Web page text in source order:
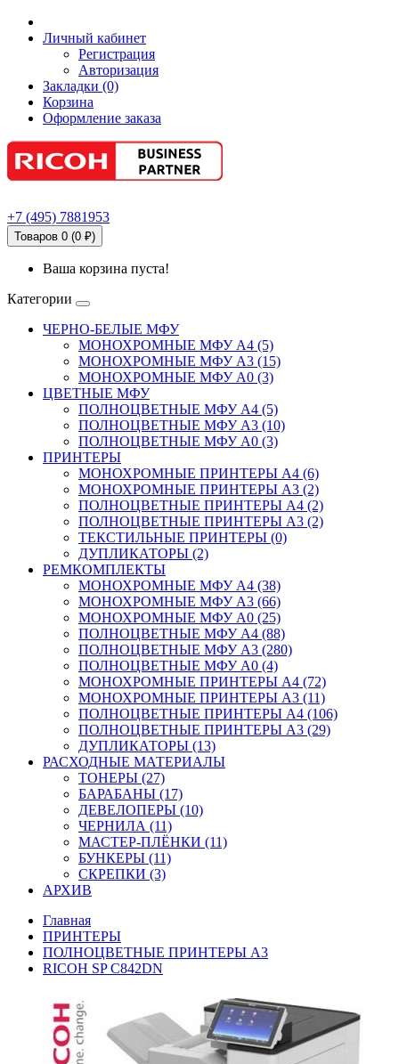
Личный кабинет
Регистрация
Авторизация
Закладки (0)
Корзина
Оформление заказа
+7 (495) 7881953
Товаров 0 (0 ₽)
Ваша корзина пуста!
Категории
ЧЕРНО-БЕЛЫЕ МФУ
МОНОХРОМНЫЕ МФУ А4 (5)
МОНОХРОМНЫЕ МФУ А3 (15)
МОНОХРОМНЫЕ МФУ А0 (3)
ЦВЕТНЫЕ МФУ
ПОЛНОЦВЕТНЫЕ МФУ А4 (5)
ПОЛНОЦВЕТНЫЕ МФУ А3 (10)
ПОЛНОЦВЕТНЫЕ МФУ А0 (3)
ПРИНТЕРЫ
МОНОХРОМНЫЕ ПРИНТЕРЫ А4 (6)
МОНОХРОМНЫЕ ПРИНТЕРЫ А3 (2)
ПОЛНОЦВЕТНЫЕ ПРИНТЕРЫ А4 (2)
ПОЛНОЦВЕТНЫЕ ПРИНТЕРЫ А3 (2)
ТЕКСТИЛЬНЫЕ ПРИНТЕРЫ (0)
ДУПЛИКАТОРЫ (2)
РЕМКОМПЛЕКТЫ
МОНОХРОМНЫЕ МФУ А4 (38)
МОНОХРОМНЫЕ МФУ А3 (66)
МОНОХРОМНЫЕ МФУ А0 (25)
ПОЛНОЦВЕТНЫЕ МФУ А4 (88)
ПОЛНОЦВЕТНЫЕ МФУ А3 (280)
ПОЛНОЦВЕТНЫЕ МФУ А0 (4)
МОНОХРОМНЫЕ ПРИНТЕРЫ А4 (72)
МОНОХРОМНЫЕ ПРИНТЕРЫ А3 (11)
ПОЛНОЦВЕТНЫЕ ПРИНТЕРЫ А4 (106)
ПОЛНОЦВЕТНЫЕ ПРИНТЕРЫ А3 (29)
ДУПЛИКАТОРЫ (13)
РАСХОДНЫЕ МАТЕРИАЛЫ
ТОНЕРЫ (27)
БАРАБАНЫ (17)
ДЕВЕЛОПЕРЫ (10)
ЧЕРНИЛА (11)
МАСТЕР-ПЛЁНКИ (11)
БУНКЕРЫ (11)
СКРЕПКИ (3)
АРХИВ
Главная
ПРИНТЕРЫ
ПОЛНОЦВЕТНЫЕ ПРИНТЕРЫ А3
RICOH SP C842DN